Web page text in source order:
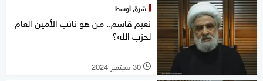
شرق أوسط
نعيم قاسم.. من هو نائب الأمين العام
لحزب الله؟
l 30 سبتمبر 2024